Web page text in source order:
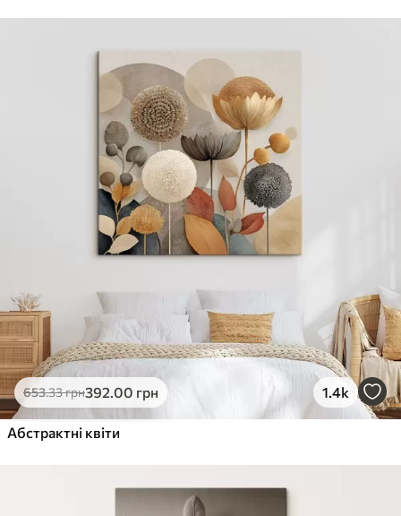
Від290.00грн
Яскраві, насичені кольори
Стійкість до вицвітання
Безпечне чорнило без запаху
Поверхня з текстурою полотна
Екологічний матеріал
грн
Яскраві, насичені кольори
Стійкість до вицвітання
✓ Поверхня з текстурою полотна
✗ Екологічний матеріал
Еко-Преміум
.00грн
✓Яскраві, насичені кольори
Поверхня з текстурою полотна
653.33грн392.00 грн 1.4k
Абстрактні квіти